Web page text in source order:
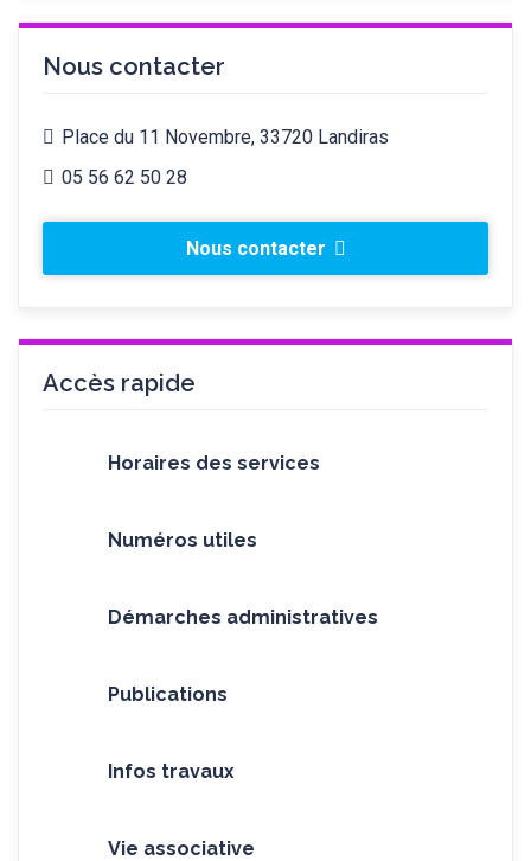
Nous contacter
Place du 11 Novembre, 33720 Landiras
05 56 62 50 28
Nous contacter
Accès rapide
Horaires des services
Numéros utiles
Démarches administratives
Publications
Infos travaux
Vie associative